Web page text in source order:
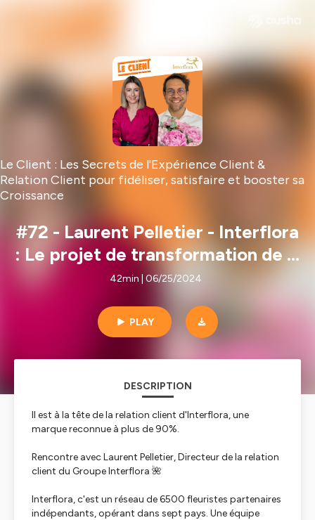
Le Client : Les Secrets de l'Expérience Client &
Relation Client pour fidéliser, satisfaire et booster sa
Croissance
#72 - Laurent Pelletier - Interflora
: Le projet de transformation de la
relation client
42min | 06/25/2024
PLAY
DESCRIPTION
Il est à la tête de la relation client d'Interflora, une
marque reconnue à plus de 90%.
Rencontre avec Laurent Pelletier, Directeur de la relation
client du Groupe Interflora 🌺
Interflora, c'est un réseau de 6500 fleuristes partenaires
indépendants, opérant dans sept pays. Une équipe